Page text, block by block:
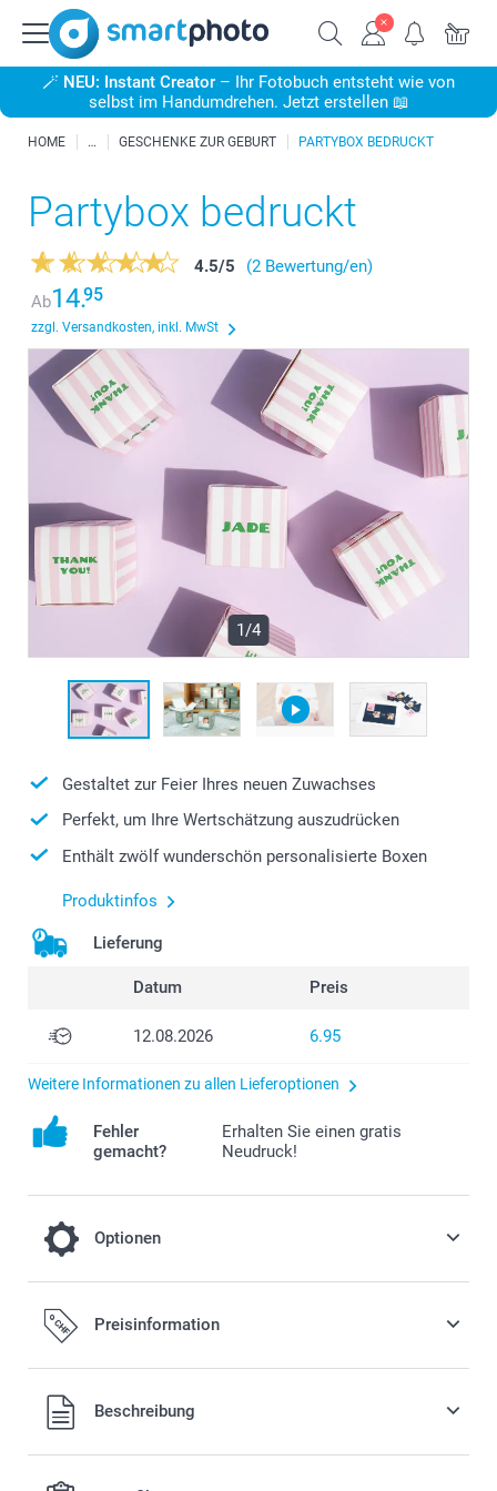
🪄 NEU: Instant Creator – Ihr Fotobuch entsteht wie von
selbst im Handumdrehen. Jetzt erstellen 📖
HOME GESCHENKE ZUR GEBURT PARTYBOX BEDRUCKT
Partybox bedruckt
4.5/5
(2 Bewertung/en)
Ab14.95
zzgl. Versandkosten, inkl. MwSt
1/4
Gestaltet zur Feier Ihres neuen Zuwachses
Perfekt, um Ihre Wertschätzung auszudrücken
Enthält zwölf wunderschön personalisierte Boxen
Produktinfos
Lieferung
Datum Preis
12.08.2026 6.95
Weitere Informationen zu allen Lieferoptionen
Fehler
gemacht?
Erhalten Sie einen gratis
Neudruck!
Optionen
Füllen Sie Ihre Schachteln mit leckeren
Süssigkeiten!
Ab 11.00/Stück
Preisinformation
Alle Preise verstehen sich in Schweizer Franken (CHF) inkl.
MwSt. und zzgl. Versandkosten.
Beschreibung